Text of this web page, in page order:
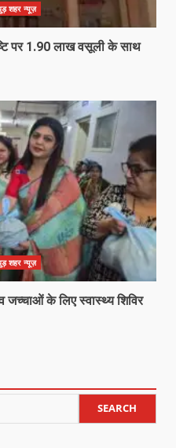
शहर न्यूज़
पर 1.90 लाख वसूली के साथ
शहर न्यूज़
जच्चाओं के लिए स्वास्थ्य शिविर
SEARCH